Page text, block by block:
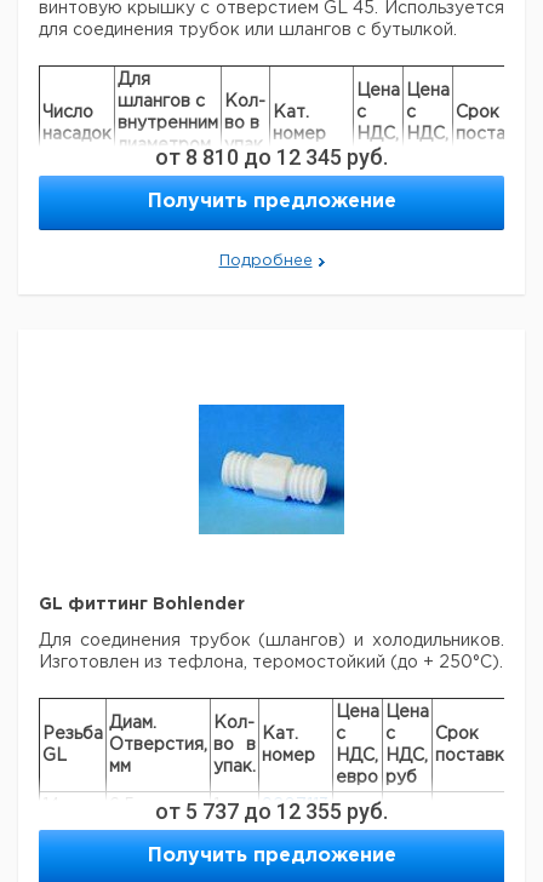
винтовую крышку с отверстием GL 45.
Используется
для соединения трубок или шлангов с бутылкой.
Число
насадок
Для
шлангов с
внутренним
диаметром,
Кол-
во в
упак.
Кат.
номер
Цена
с
НДС,
евро
Цена
с
НДС,
Срок
поставки
6 - 9 mm 1
7634892
9209859
от 8 810 до 12 345 руб.
Получить предложение
Подробнее
GL фиттинг Bohlender
Для соединения трубок (шлангов) и холодильников.
Изготовлен из тефлона, теромостойкий (до + 250°C).
Резьба
GL
Диам.
Отверстия,
мм
Кол-
во в
упак.
Кат.
номер
Цена
с
НДС,
евро
Цена
с
НДС,
руб
Срок
поставки
1
9207113
18
10,5 1
9207114
1 9207115
от 5 737 до 12 355 руб.
Получить предложение